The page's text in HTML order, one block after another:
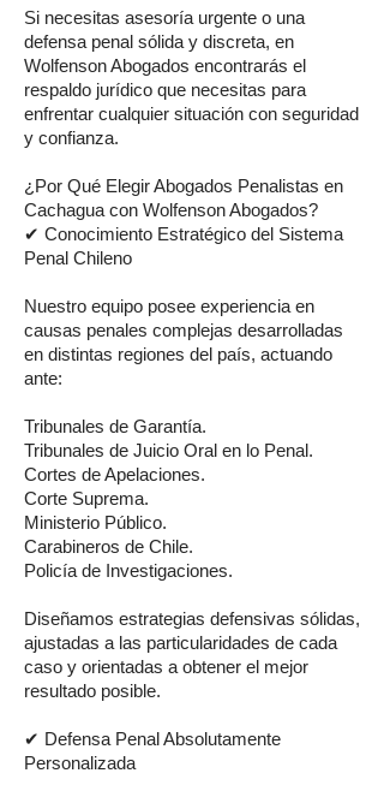
Si necesitas asesoría urgente o una
defensa penal sólida y discreta, en
Wolfenson Abogados encontrarás el
respaldo jurídico que necesitas para
enfrentar cualquier situación con seguridad
y confianza.
¿Por Qué Elegir Abogados Penalistas en
Cachagua con Wolfenson Abogados?
✔ Conocimiento Estratégico del Sistema
Penal Chileno
Nuestro equipo posee experiencia en
causas penales complejas desarrolladas
en distintas regiones del país, actuando
ante:
Tribunales de Garantía.
Tribunales de Juicio Oral en lo Penal.
Cortes de Apelaciones.
Corte Suprema.
Ministerio Público.
Carabineros de Chile.
Policía de Investigaciones.
Diseñamos estrategias defensivas sólidas,
ajustadas a las particularidades de cada
caso y orientadas a obtener el mejor
resultado posible.
✔ Defensa Penal Absolutamente
Personalizada